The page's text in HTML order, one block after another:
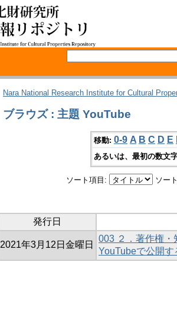
Nara National Research Institute for Cultural
ブラウズ : 主題 YouTube
移動: 0-9 A B C D E
あるいは、最初の数文
ソート項目: ソー
発行日
2021年3月12日金曜日
003 ２．著作権・
YouTubeで公開